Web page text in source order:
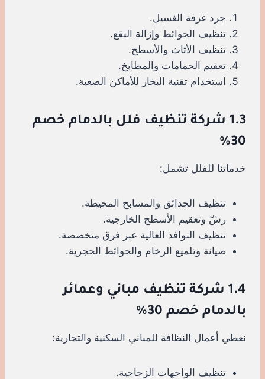
جرد غرفة الغسيل.
تنظيف الحوائط وإزالة البقع.
تنظيف الأثاث والأسطح.
تعقيم الحمامات والمطابخ.
استخدام تقنية البخار للأماكن الصعبة.
1.3 شركة تنظيف فلل بالدمام خصم
30%
خدماتنا للفلل تشمل:
تنظيف الحدائق والمسابح المحيطة.
رشّ وتعقيم الأسطح الخارجية.
تنظيف النوافذ العالية عبر فرق متخصصة.
صيانة وتلميع الرخام والحوائط الحجرية.
1.4 شركة تنظيف مباني وعمائر
بالدمام خصم 30%
نغطي أعمال النظافة للمباني السكنية والتجارية:
تنظيف الواجهات الزجاجية.